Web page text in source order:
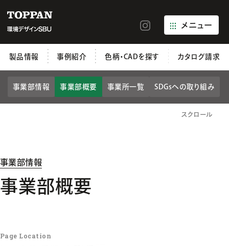
メニュー
製品情報 事例紹介 色柄・CADを探す カタログ請求
事業部情報 事業部概要 事業所一覧 SDGsへの取り組み
スクロール
事業部情報
事業部概要
Page Location